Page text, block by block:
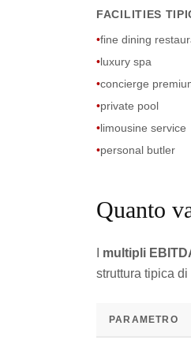
FACILITIES
•fine dining
•luxury spa
•concierge
•private pool
•limousine service
•personal butler
Quanto
multipli
struttura tipica
PARAMETRO